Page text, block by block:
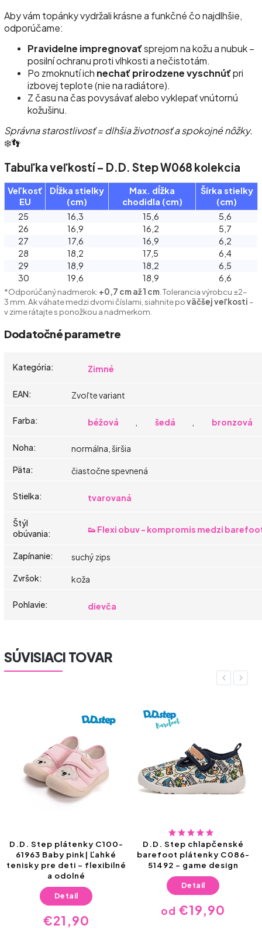
Aby vám topánky vydržali krásne a funkčné čo najdlhšie,
odporúčame:
Pravidelne impregnovaťsprejom na kožu a nubuk –
posilní ochranu proti vlhkosti a nečistotám.
Po zmoknutí ich nechať prirodzene vyschnúťpri
izbovej teplote (nie na radiátore).
Z času na čas povysávať alebo vyklepať vnútornú
kožušinu.
Správna starostlivosť = dlhšia životnosť a spokojné nôžky.
❄️👣
Tabuľka veľkostí – D.D. Step W068 kolekcia
Veľkosť
EU
Dĺžka stielky
(cm)
Max. dĺžka
chodidla (cm)
Šírka stielky
(cm)
25
16,3 15,6
5,6
26
16,9 16,2
5,7
27
17,6 16,9
6,2
28
18,2 17,5
6,4
29
18,9 18,2
6,5
30
19,6 18,9 6,6
*Odporúčaný nadmerok: +0,7 cm až 1 cm . Tolerancia výrobcu ±2–
3 mm. Ak váhate medzi dvomi číslami, siahnite poväčšej veľkosti –
v zime rátajte s ponožkou a nadmerkom.
Dodatočné parametre
Kategória: Zimné
EAN: Zvoľte variant
Farba: béžová šedá bronzová
Noha:
normálna, širšia
Päta: čiastočne spevnená
Stielka: tvarovaná
Štýl
obúvania: 👟 Flexi obuv - kompromis medzi
Zapínanie:
suchý zips
Zvršok: koža
Pohlavie: dievča
SÚVISIACI TOVAR
Previous
D.D. Step plátenky C100-
61963 Baby pink| Ľahké
tenisky pre deti – flexibilné
a odolné
€21,90
Detail
D.D. Step chlapčenské
barefoot plátenky C086-
51492 – game design
od €19,90
Detail
Next